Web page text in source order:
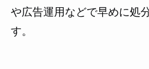
や広告運用などで早めに処
す。